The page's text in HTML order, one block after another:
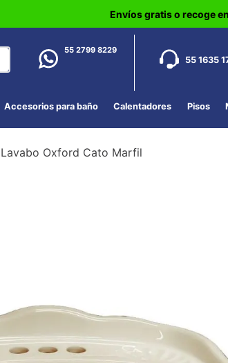
Envíos gratis o recoge
55 2799 8229
55 1635
Accesorios para baño Calentadores Pisos
Lavabo Oxford Cato Marfil